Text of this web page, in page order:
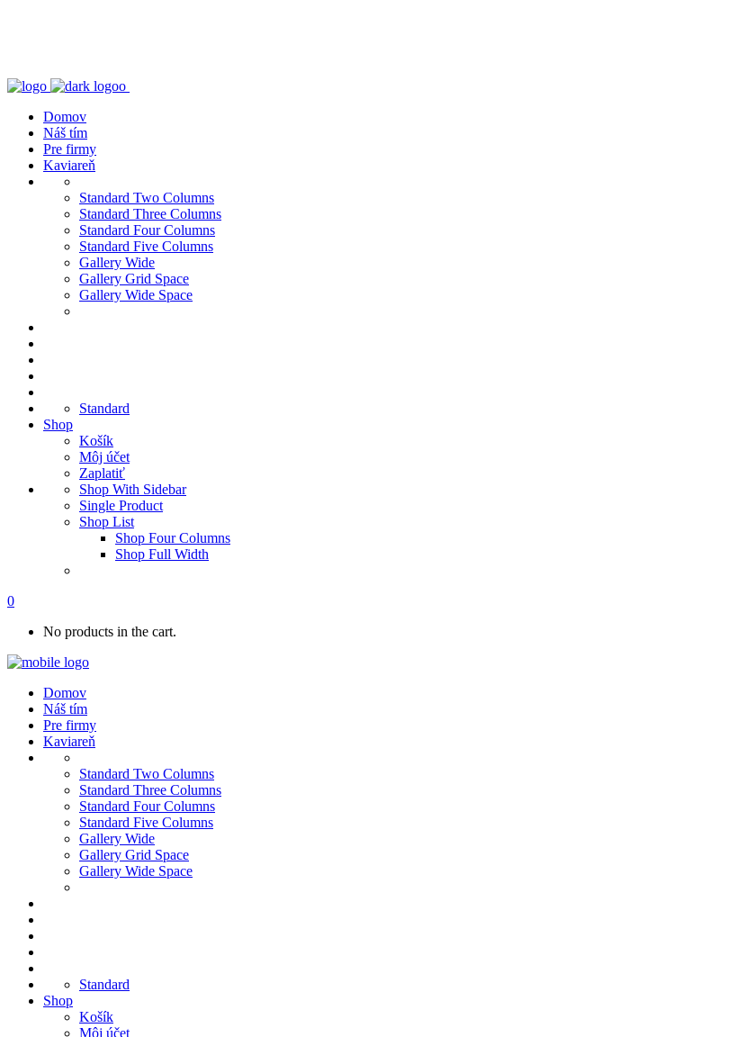
Domov
Náš tím
Pre firmy
Kaviareň
Standard Two Columns
Standard Three Columns
Standard Four Columns
Standard Five Columns
Gallery Wide
Gallery Grid Space
Gallery Wide Space
Standard
Shop
Košík
Môj účet
Zaplatiť
Shop With Sidebar
Single Product
Shop List
Shop Four Columns
Shop Full Width
0
No products in the cart.
Domov
Náš tím
Pre firmy
Kaviareň
Standard Two Columns
Standard Three Columns
Standard Four Columns
Standard Five Columns
Gallery Wide
Gallery Grid Space
Gallery Wide Space
Standard
Shop
Košík
Môj účet